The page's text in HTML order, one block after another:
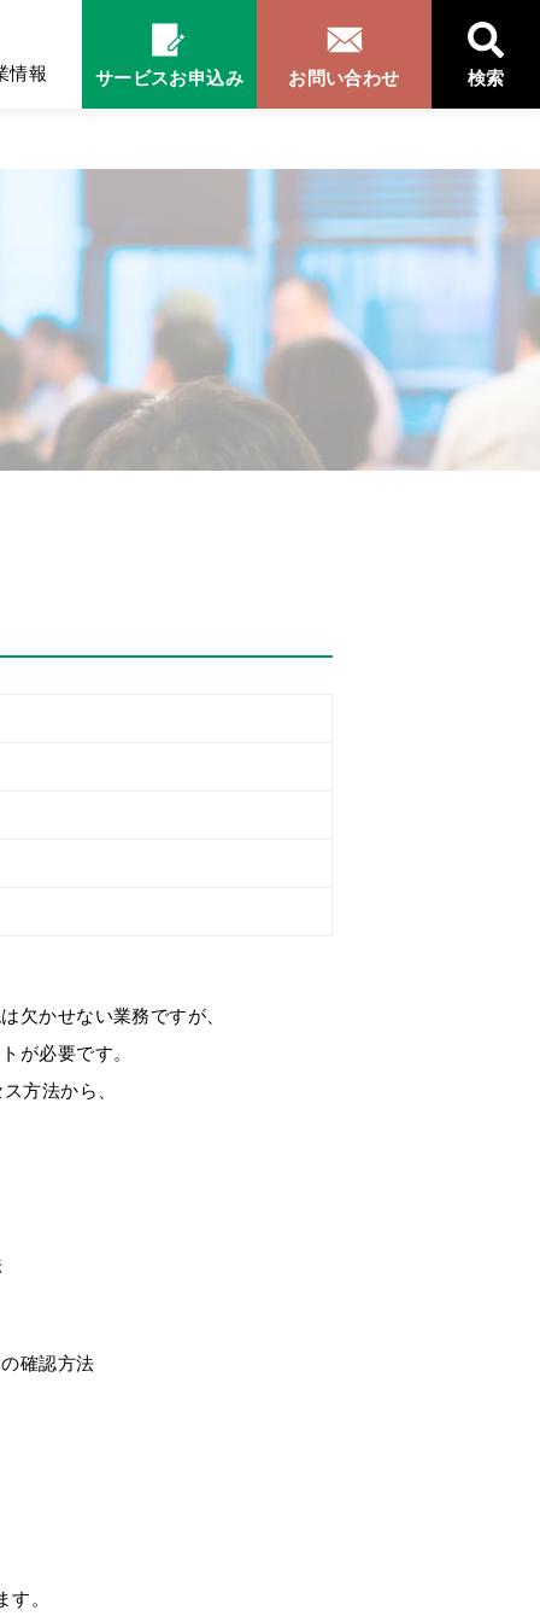
情報 サービスお申込み お問い合わせ 検索
欠かせない業務ですが、
が必要です。
方法から、
確認方法
。